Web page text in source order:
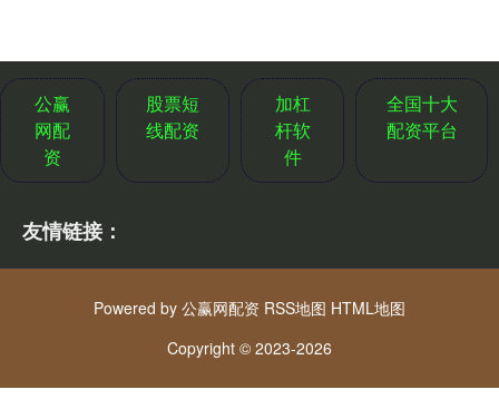
公赢
网配
资
股票短
线配资
加杠
杆软
件
全国十大
配资平台
友情链接：
Powered by 公赢网配资 RSS地图 HTML地图
Copyright © 2023-2026